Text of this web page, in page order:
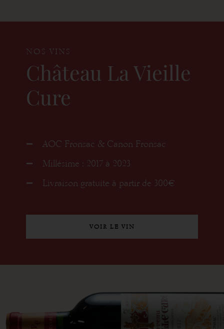
NOS VINS
Château La Vieille
Cure
AOC Fronsac & Canon Fronsac
Millésime : 2017 à 2023
Livraison gratuite à partir de 300€
VOIR LE VIN